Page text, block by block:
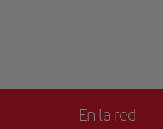
En la red